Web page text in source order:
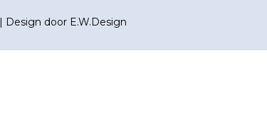
| Design door E.W.Design